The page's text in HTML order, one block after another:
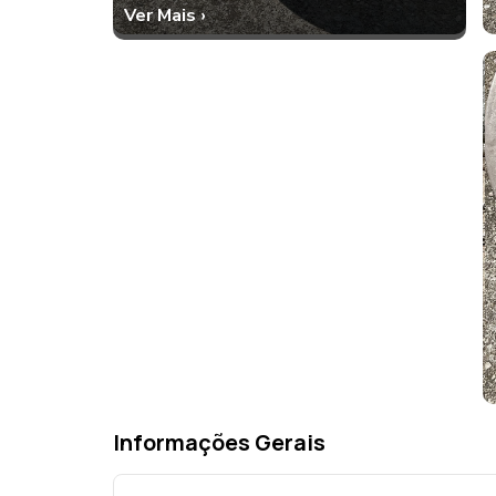
Ver Mais ›
Informações Gerais